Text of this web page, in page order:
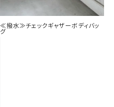
≪撥水≫チェックギャザーボディバッ
グ